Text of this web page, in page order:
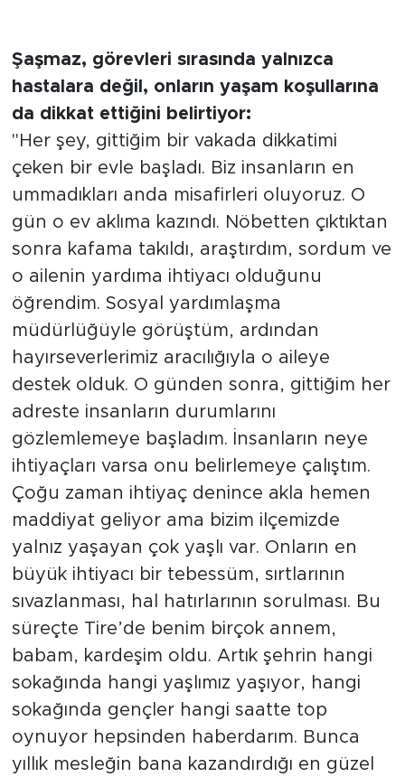
Şaşmaz, görevleri sırasında yalnızca
hastalara değil, onların yaşam koşullarına
da dikkat ettiğini belirtiyor:
"Her şey, gittiğim bir vakada dikkatimi
çeken bir evle başladı. Biz insanların en
ummadıkları anda misafirleri oluyoruz. O
gün o ev aklıma kazındı. Nöbetten çıktıktan
sonra kafama takıldı, araştırdım, sordum ve
o ailenin yardıma ihtiyacı olduğunu
öğrendim. Sosyal yardımlaşma
müdürlüğüyle görüştüm, ardından
hayırseverlerimiz aracılığıyla o aileye
destek olduk. O günden sonra, gittiğim her
adreste insanların durumlarını
gözlemlemeye başladım. İnsanların neye
ihtiyaçları varsa onu belirlemeye çalıştım.
Çoğu zaman ihtiyaç denince akla hemen
maddiyat geliyor ama bizim ilçemizde
yalnız yaşayan çok yaşlı var. Onların en
büyük ihtiyacı bir tebessüm, sırtlarının
sıvazlanması, hal hatırlarının sorulması. Bu
süreçte Tire’de benim birçok annem,
babam, kardeşim oldu. Artık şehrin hangi
sokağında hangi yaşlımız yaşıyor, hangi
sokağında gençler hangi saatte top
oynuyor hepsinden haberdarım. Bunca
yıllık mesleğin bana kazandırdığı en güzel